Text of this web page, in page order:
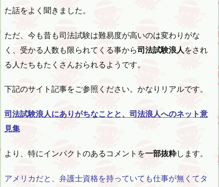
た話をよく聞きました。
ただ、今も昔も司法試験は難易度が高いのは変わりがな
く、受かる人数も限られてくる事から司法試験浪人 をされ
る人たちもたくさんおられるようです。
下記のサイト記事をご参照ください。かなりリアルです。
司法試験浪人にありがちなことと、司法浪人へのネット意
見集
より、特にインパクトのあるコメントを一部抜粋します。
アメリカだと、弁護士資格を持っていても仕事が無くてタ